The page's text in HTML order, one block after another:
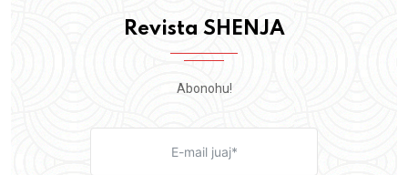
Revista SHENJA
Abonohu!